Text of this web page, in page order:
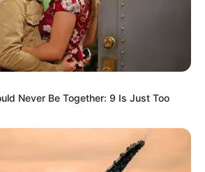
Never Be Together: 9 Is Just Too